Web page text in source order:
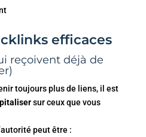
efficaces
reçoivent déjà de
toujours plus de liens, il est
sur ceux que vous
peut être :